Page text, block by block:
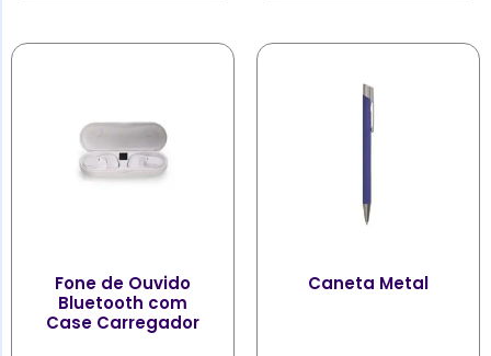
Fone de Ouvido
Bluetooth com
Case Carregador
Caneta Metal